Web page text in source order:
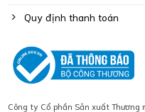
Quy định thanh toán
Công ty Cổ phần Sản xuất Thương